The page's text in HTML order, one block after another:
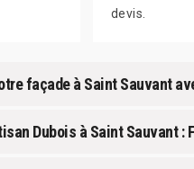
devis.
façade à Saint Sauvant
Dubois à Saint Sauvant :